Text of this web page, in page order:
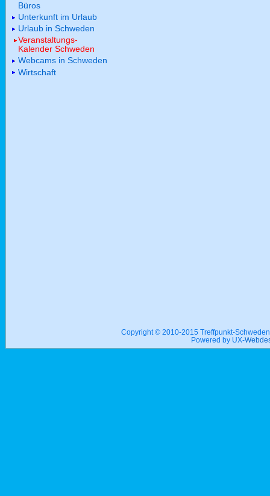
Büros
Unterkunft im Urlaub
Urlaub in Schweden
Veranstaltungs-
Kalender Schweden
Webcams in Schweden
Wirtschaft
Copyright © 2010-2015 Treffpunkt-
Powered by UX-